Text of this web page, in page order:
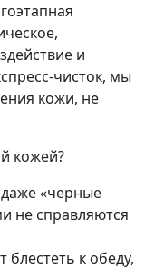
и
чисток, мы
кожи, не
кожей?
даже «черные
не справляются
к обеду,